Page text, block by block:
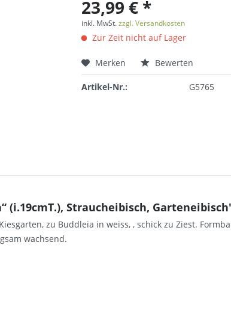
23,99 € *
inkl. MwSt.zzgl. Versandkosten
Zur Zeit nicht auf Lager
Merken Bewerten
Artikel-Nr.: G5765
Straucheibisch,
zu Buddleia in weiss, , schick zu Ziest.
wachsend.